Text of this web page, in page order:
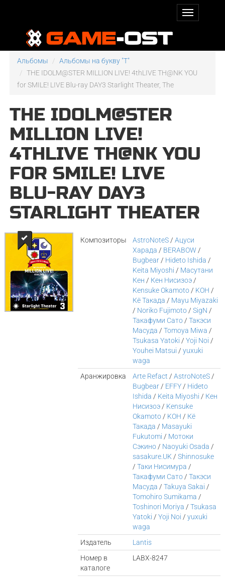
Альбомы
Альбомы на букву "T"
THE IDOLM@STER MILLION LIVE! 4thLIVE TH@NK YOU
for SMILE! LIVE Blu-ray DAY3 Starlight Theater, The
THE IDOLM@STER
MILLION LIVE!
4THLIVE TH@NK YOU
FOR SMILE! LIVE
BLU-RAY DAY3
STARLIGHT THEATER
Композиторы AstroNoteS /Ацуси
Харада / BERABOW /
Bugbear / Hideto Ishida /
Keita Miyoshi / Масутани
Кен / Кен Нисизоэ /
Kensuke Okamoto / KOH /
Кё Такада / Mayu Miyazaki
/ Noriko Fujimoto /SigN /
Такафуми Сато /Такэси
Масуда /Tomoya Miwa /
Tsukasa Yatoki /Yoji Noi /
Youhei Matsui /yuxuki
waga
Аранжировка
Arte Refact /AstroNoteS /
Bugbear / EFFY / Hideto
Ishida / Keita Miyoshi / Кен
Нисизоэ / Kensuke
Okamoto / KOH / Кё
Такада / Masayuki
Fukutomi / Мотоки
Сэкино / Naoyuki Osada /
sasakure.UK /Shinnosuke
/Таки Нисимура /
Такафуми Сато /Такэси
Масуда /Takuya Sakai /
Tomohiro Sumikama /
Toshinori Moriya /Tsukasa
Yatoki /Yoji Noi /yuxuki
waga
Издатель
Lantis
Номер в
каталоге
LABX-8247